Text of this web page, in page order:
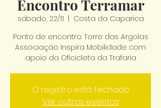
Encontro Terramar
sábado, 22/11
Costa da Caparica
Ponto de encontro: Torre das Argolas
Associação Inspira Mobilidade com
apoio da Oficicleta da Trafaria
O registro está fechado
Ver outros eventos